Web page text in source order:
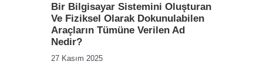
Bir Bilgisayar Sistemini Oluşturan
Ve Fiziksel Olarak Dokunulabilen
Araçların Tümüne Verilen Ad
Nedir?
27 Kasım 2025